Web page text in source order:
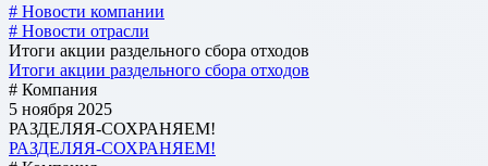
# Новости компании
# Новости отрасли
Итоги акции раздельного сбора отходов
Итоги акции раздельного сбора отходов
# Компания
5 ноября 2025
РАЗДЕЛЯЯ-СОХРАНЯЕМ!
РАЗДЕЛЯЯ-СОХРАНЯЕМ!